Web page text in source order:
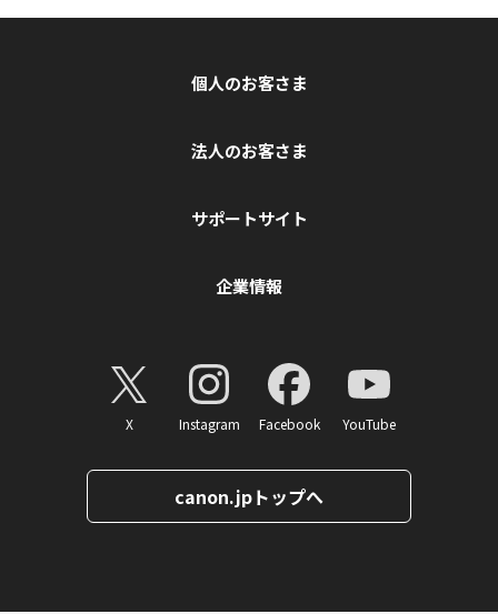
個人のお客さま
法人のお客さま
サポートサイト
企業情報
X Instagram Facebook YouTube
canon.jpトップへ